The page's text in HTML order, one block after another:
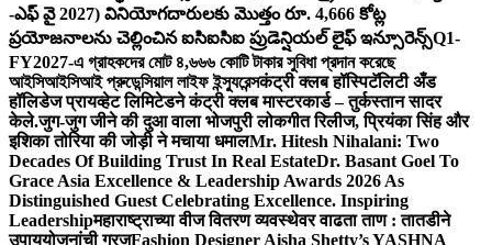
-ఎఫ్ వై 2027) వినియోగదారులకు మొత్తం రూ. 4,666 కోట్ల
ప్రయోజనాలను చెల్లించిన ఐసిఐసిఐ ప్రుడెన్షియల్ లైఫ్ ఇన్సూరెన్స్Q1-
FY2027-এ গ্রাহকদের মোট ৪,৬৬৬ কোটি টাকার সুবিধা প্রদান করেছে
আইসিআইসিআই প্রুডেন্সিয়াল লাইফ ইন্স্যুরেন্সकंट्री क्लब हॉस्पिटॅलिटी अँड
हॉलिडेज प्रायव्हेट लिमिटेडने कंट्री क्लब मास्टरकार्ड – तुर्कस्तान सादर
केले.जुग-जुग जीने की दुआ वाला भोजपुरी लोकगीत रिलीज, प्रियंका सिंह और
इशिका तोरिया की जोड़ी ने मचाया धमालMr. Hitesh Nihalani: Two
Decades Of Building Trust In Real EstateDr. Basant Goel To
Grace Asia Excellence & Leadership Awards 2026 As
Distinguished Guest Celebrating Excellence. Inspiring
Leadershipमहाराष्ट्राच्या वीज वितरण व्यवस्थेवर वाढता ताण : तातडीने
उपाययोजनांची गरजFashion Designer Aisha Shetty’s YASHNA